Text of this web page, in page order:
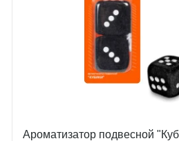
Ароматизатор подвесной